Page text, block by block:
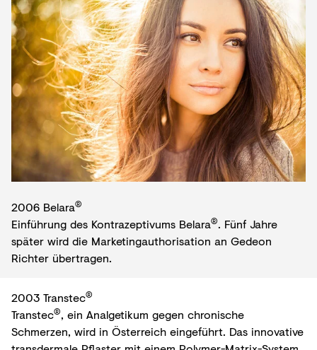
2006 Belara®
Einführung des Kontrazeptivums Belara®. Fünf Jahre
später wird die Marketingauthorisation an Gedeon
Richter übertragen.
2003 Transtec®
Transtec®, ein Analgetikum gegen chronische
Schmerzen, wird in Österreich eingeführt. Das innovative